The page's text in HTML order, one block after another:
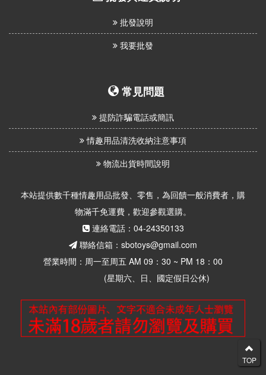
批發說明
我要批發
常見問題
提防詐騙電話或簡訊
情趣用品清洗收納注意事項
物流出貨時間說明
本站提供數千種情趣用品批發、零售，為回饋一般消費者，購
物滿千免運費，歡迎參觀選購。
連絡電話：04-24350133
聯絡信箱：sbotoys@gmail.com
營業時間：周一至周五 AM 09：30 ~ PM 18：00
(星期六、日、國定假日公休)
TOP